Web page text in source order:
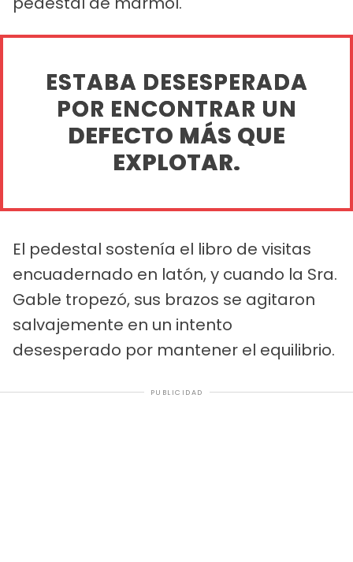
ESTABA DESESPERADA
POR ENCONTRAR UN
DEFECTO MÁS QUE
EXPLOTAR.
El pedestal sostenía el libro de visitas
encuadernado en latón, y cuando la Sra.
Gable tropezó, sus brazos se agitaron
salvajemente en un intento
desesperado por mantener el equilibrio.
PUBLICIDAD